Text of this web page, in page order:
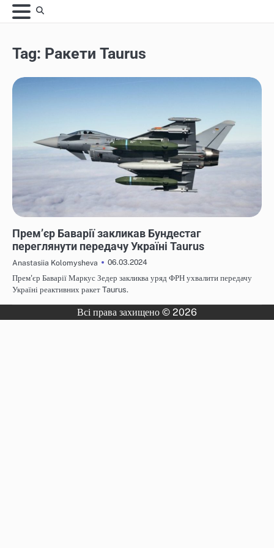
Skip
to
Tag: Ракети Taurus
Прем’єр Баварії закликав Бундестаг
переглянути передачу Україні Taurus
Anastasiia Kolomysheva
06.03.2024
Прем'єр Баварії Маркус Зедер закликва уряд ФРН ухвалити передачу
Україні реактивних ракет Taurus.
Всі права захищено © 2026